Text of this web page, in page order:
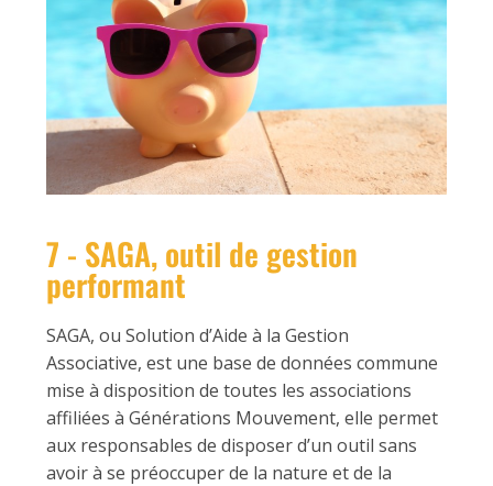
7 - SAGA, outil de gestion
performant
SAGA, ou Solution d’Aide à la Gestion
Associative, est une base de données commune
mise à disposition de toutes les associations
affiliées à Générations Mouvement, elle permet
aux responsables de disposer d’un outil sans
avoir à se préoccuper de la nature et de la